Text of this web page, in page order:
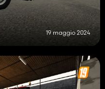
19 maggio 2024